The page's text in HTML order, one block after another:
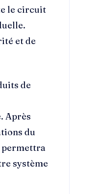
le circuit
et de
de
Après
du
permettra
système